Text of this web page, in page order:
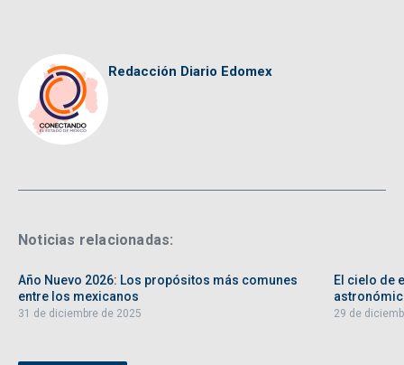
Redacción Diario Edomex
Noticias relacionadas:
Año Nuevo 2026: Los propósitos más comunes
entre los mexicanos
31 de diciembre de 2025
El cielo de
29 de